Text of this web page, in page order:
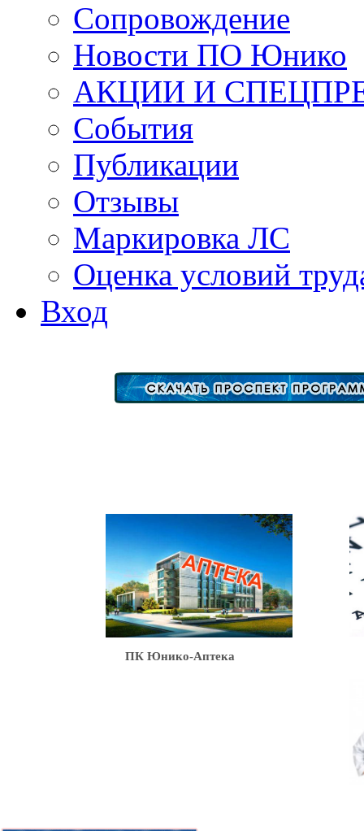
Сопровождение
Новости ПО Юнико
АКЦИИ И
События
Публикации
Отзывы
Маркировка ЛС
Оценка условий
Вход
ПК Юнико-Аптека